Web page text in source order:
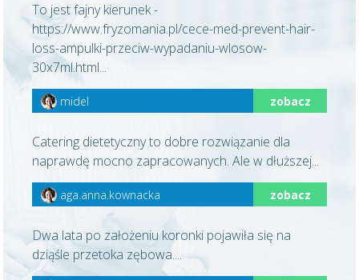
To jest fajny kierunek -
https://www.fryzomania.pl/cece-med-prevent-hair-
loss-ampulki-przeciw-wypadaniu-wlosow-
30x7ml.html...
midel zobacz
Catering dietetyczny to dobre rozwiązanie dla
naprawdę mocno zapracowanych. Ale w dłuższej...
aga.anna.kownacka zobacz
Dwa lata po założeniu koronki pojawiła się na
dziąśle przetoka zębowa....